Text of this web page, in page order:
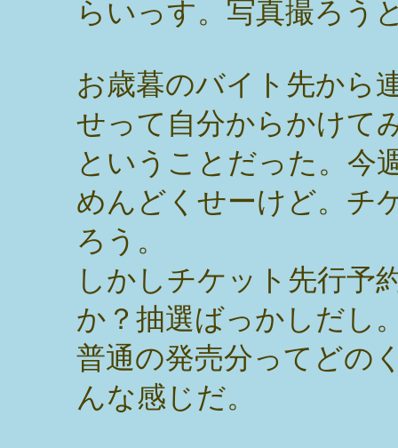
らいっす。写真撮ろう
お歳暮のバイト先から
せって自分からかけて
ということだった。今
めんどくせーけど。チ
ろう。
しかしチケット先行予
か？抽選ばっかしだし
普通の発売分ってどの
んな感じだ。